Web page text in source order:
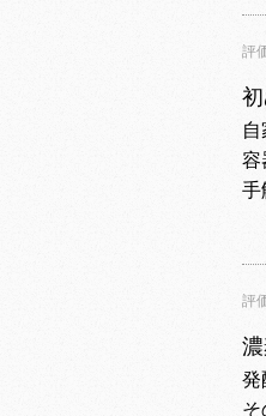
評
容
手
評
発
そ